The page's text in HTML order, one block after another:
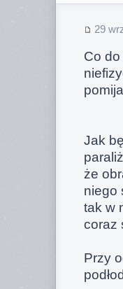
29
Co do
Jak
że
niego
tak w
coraz
Przy